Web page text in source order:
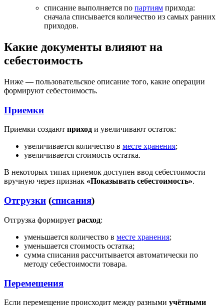
списание выполняется по партиям прихода:
сначала списывается количество из самых ранних
приходов.
Какие документы влияют на
себестоимость
Ниже — пользовательское описание того, какие операции
формируют себестоимость.
Приемки
Приемки создают приход и увеличивают остаток:
увеличивается количество в месте хранения;
увеличивается стоимость остатка.
В некоторых типах приемок доступен ввод себестоимости
вручную через признак «Показывать себестоимость».
Отгрузки (списания)
Отгрузка формирует расход:
уменьшается количество в месте хранения;
уменьшается стоимость остатка;
сумма списания рассчитывается автоматически по
методу себестоимости товара.
Перемещения
Если перемещение происходит между разными учётными